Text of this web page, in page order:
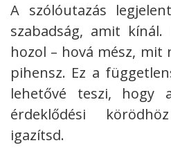
A szólóutazás
szabadság, amit
hozol – hová mész, mit
pihensz. Ez a
lehetővé teszi, hogy
érdeklődési
igazítsd.